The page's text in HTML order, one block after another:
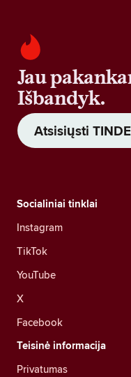
Jau
Išbandyk.
Atsisiųsti
Socialiniai tinklai
Instagram
TikTok
YouTube
X
Facebook
Teisinė informacija
Privatumas